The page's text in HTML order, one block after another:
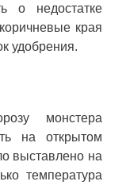
о недостатке
края
удобрения.
монстера
на открытом
выставлено на
температура